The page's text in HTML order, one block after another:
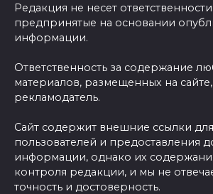
Редакция не несет
предпринятые на основании
информации.
Ответственность за содержание
материалов, размещенных на
рекламодатель.
Сайт содержит внешние ссылки
пользователей и предоставления
информации, однако их
контроля редакции, и мы не
точность и достоверность.